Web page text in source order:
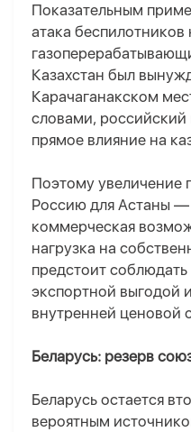
Показательным
атака
Казахстан был
Карачаганакском
словами, российский
прямое влияние на
Поэтому увеличение
Россию для Астаны
коммерческая
нагрузка на
предстоит
экспортной выгодой
внутренней ценовой
Беларусь: резерв
Беларусь остается
вероятным